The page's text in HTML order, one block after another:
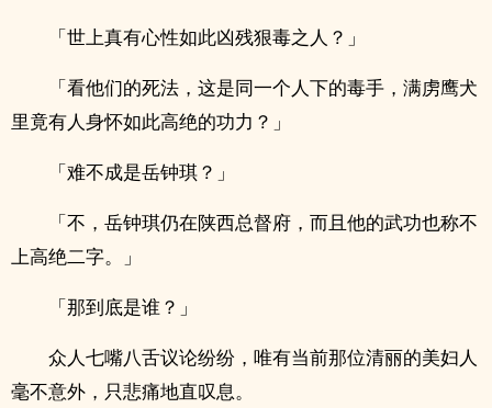
「世上真有心性如此凶残狠毒之人？」
「看他们的死法，这是同一个人下的毒手，满虏鹰犬
里竟有人身怀如此高绝的功力？」
「难不成是岳钟琪？」
「不，岳钟琪仍在陕西总督府，而且他的武功也称不
上高绝二字。」
「那到底是谁？」
众人七嘴八舌议论纷纷，唯有当前那位清丽的美妇人
毫不意外，只悲痛地直叹息。